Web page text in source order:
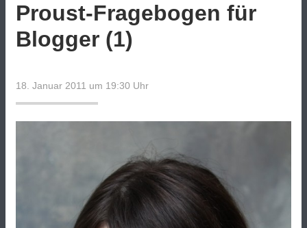
Proust-Fragebogen für
Blogger (1)
18. Januar 2011 um 19:30 Uhr